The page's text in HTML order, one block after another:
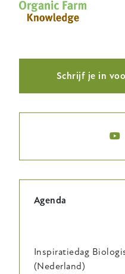
Schrijf je in
Agenda
Inspiratiedag
(Nederland)